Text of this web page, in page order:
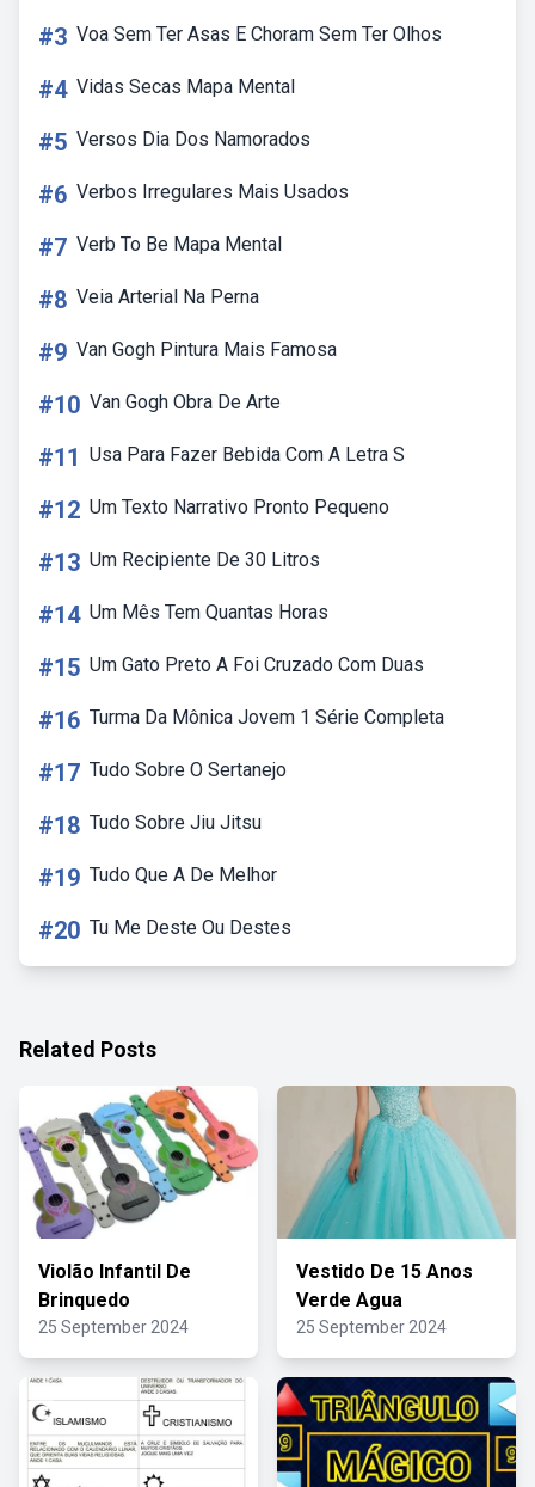
#3 Voa Sem Ter Asas E Choram Sem Ter Olhos
#4 Vidas Secas Mapa Mental
#5 Versos Dia Dos Namorados
#6 Verbos Irregulares Mais Usados
#7 Verb To Be Mapa Mental
#8 Veia Arterial Na Perna
#9 Van Gogh Pintura Mais Famosa
#10 Van Gogh Obra De Arte
#11 Usa Para Fazer Bebida Com A Letra S
#12 Um Texto Narrativo Pronto Pequeno
#13 Um Recipiente De 30 Litros
#14 Um Mês Tem Quantas Horas
#15 Um Gato Preto A Foi Cruzado Com Duas
#16 Turma Da Mônica Jovem 1 Série Completa
#17 Tudo Sobre O Sertanejo
#18 Tudo Sobre Jiu Jitsu
#19 Tudo Que A De Melhor
#20 Tu Me Deste Ou Destes
Related Posts
Violão Infantil De
Brinquedo
25 September 2024
Vestido De 15 Anos
Verde Agua
25 September 2024